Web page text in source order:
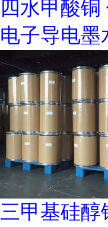
四水甲酸
电子导电墨
三甲基硅醇